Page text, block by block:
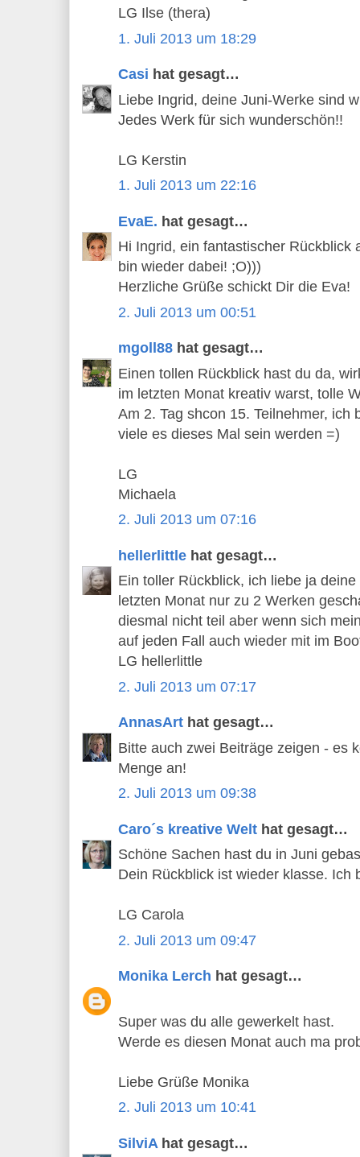
LG Ilse (thera)
1. Juli 2013 um 18:29
Casi hat gesagt…
Liebe Ingrid, deine Juni-Werke sind
Jedes Werk für sich wunderschön!!
LG Kerstin
1. Juli 2013 um 22:16
EvaE. hat gesagt…
Hi Ingrid, ein fantastischer Rückblick
bin wieder dabei! ;O)))
Herzliche Grüße schickt Dir die Eva!
2. Juli 2013 um 00:51
mgoll88 hat gesagt…
Einen tollen Rückblick hast du da,
im letzten Monat kreativ warst, tolle
Am 2. Tag shcon 15. Teilnehmer, ich
viele es dieses Mal sein werden =)
LG
Michaela
2. Juli 2013 um 07:16
hellerlittle hat gesagt…
Ein toller Rückblick, ich liebe ja
letzten Monat nur zu 2 Werken
diesmal nicht teil aber wenn sich
auf jeden Fall auch wieder mit im
LG hellerlittle
2. Juli 2013 um 07:17
AnnasArt hat gesagt…
Bitte auch zwei Beiträge zeigen - es
Menge an!
2. Juli 2013 um 09:38
Caro´s kreative Welt hat gesagt…
Schöne Sachen hast du in Juni
Dein Rückblick ist wieder klasse. Ich
LG Carola
2. Juli 2013 um 09:47
Monika Lerch hat gesagt…
Super was du alle gewerkelt hast.
Werde es diesen Monat auch ma
Liebe Grüße Monika
2. Juli 2013 um 10:41
SilviA hat gesagt…